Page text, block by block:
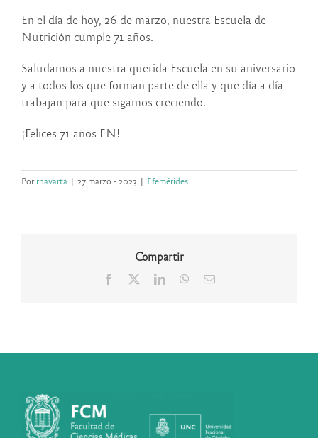
En el día de hoy, 26 de marzo, nuestra Escuela de
Nutrición cumple 71 años.
Saludamos a nuestra querida Escuela en su aniversario
y a todos los que forman parte de ella y que día a día
trabajan para que sigamos creciendo.
¡Felices 71 años EN!
Porrnavarta | 27 marzo - 2023 | Efemérides
Compartir
Facebook LinkedInWhatsApp
Correo